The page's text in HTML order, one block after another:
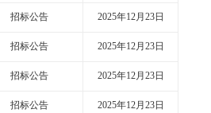
招标公告 2025年12月23日
招标公告 2025年12月23日
招标公告 2025年12月23日
招标公告 2025年12月23日